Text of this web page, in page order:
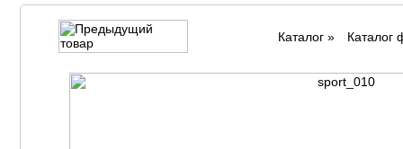
Каталог » Каталог